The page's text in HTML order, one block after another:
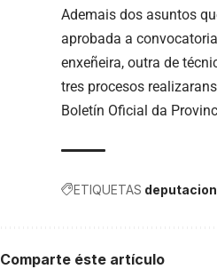
Ademais dos asuntos
aprobada a
enxeñeira, outra de
tres procesos
Boletín Oficial da
ETIQUETAS
Comparte éste artículo